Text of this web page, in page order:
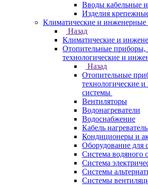
Вводы кабельные и
Изделия
Климатические и инженерные
Назад
Климатические и
Отопительные приборы,
технологические и
Назад
Отопительные
технологические
системы
Вентиляторы
Водонагреватели
Водоснабжение
Кабель
Кондиционеры и
Оборудование для
Система водяного
Система
Системы
Системы